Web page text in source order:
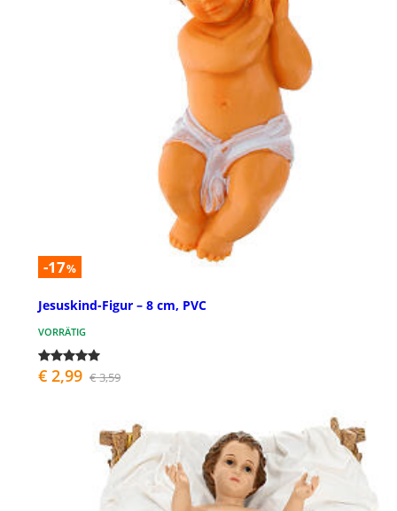
-17%
Jesuskind-Figur – 8 cm, PVC
VORRÄTIG
€ 2,99 € 3,59